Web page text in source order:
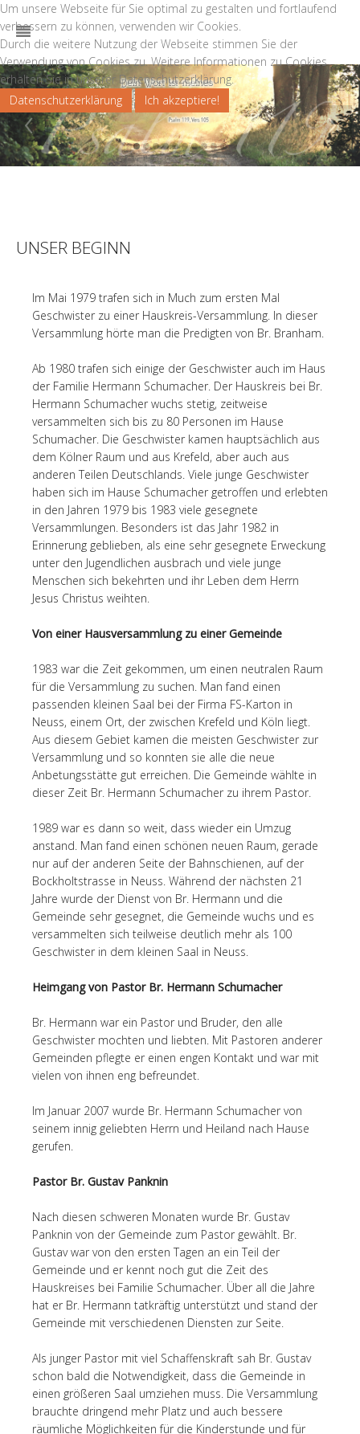
›
‹
UNSER BEGINN
Im Mai 1979 trafen sich in Much zum ersten Mal
Geschwister zu einer Hauskreis-Versammlung. In dieser
Versammlung hörte man die Predigten von Br. Branham.
Ab 1980 trafen sich einige der Geschwister auch im Haus
der Familie Hermann Schumacher. Der Hauskreis bei Br.
Hermann Schumacher wuchs stetig, zeitweise
versammelten sich bis zu 80 Personen im Hause
Schumacher. Die Geschwister kamen hauptsächlich aus
dem Kölner Raum und aus Krefeld, aber auch aus
anderen Teilen Deutschlands. Viele junge Geschwister
haben sich im Hause Schumacher getroffen und erlebten
in den Jahren 1979 bis 1983 viele gesegnete
Versammlungen. Besonders ist das Jahr 1982 in
Erinnerung geblieben, als eine sehr gesegnete Erweckung
unter den Jugendlichen ausbrach und viele junge
Menschen sich bekehrten und ihr Leben dem Herrn
Jesus Christus weihten.
Von einer Hausversammlung zu einer Gemeinde
1983 war die Zeit gekommen, um einen neutralen Raum
für die Versammlung zu suchen. Man fand einen
passenden kleinen Saal bei der Firma FS-Karton in
Neuss, einem Ort, der zwischen Krefeld und Köln liegt.
Aus diesem Gebiet kamen die meisten Geschwister zur
Versammlung und so konnten sie alle die neue
Anbetungsstätte gut erreichen. Die Gemeinde wählte in
dieser Zeit Br. Hermann Schumacher zu ihrem Pastor.
1989 war es dann so weit, dass wieder ein Umzug
anstand. Man fand einen schönen neuen Raum, gerade
nur auf der anderen Seite der Bahnschienen, auf der
Bockholtstrasse in Neuss. Während der nächsten 21
Jahre wurde der Dienst von Br. Hermann und die
Gemeinde sehr gesegnet, die Gemeinde wuchs und es
versammelten sich teilweise deutlich mehr als 100
Geschwister in dem kleinen Saal in Neuss.
Heimgang von Pastor Br. Hermann Schumacher
Br. Hermann war ein Pastor und Bruder, den alle
Geschwister mochten und liebten. Mit Pastoren anderer
Gemeinden pflegte er einen engen Kontakt und war mit
vielen von ihnen eng befreundet.
Im Januar 2007 wurde Br. Hermann Schumacher von
seinem innig geliebten Herrn und Heiland nach Hause
gerufen.
Pastor Br. Gustav Panknin
Nach diesen schweren Monaten wurde Br. Gustav
Panknin von der Gemeinde zum Pastor gewählt. Br.
Gustav war von den ersten Tagen an ein Teil der
Gemeinde und er kennt noch gut die Zeit des
Hauskreises bei Familie Schumacher. Über all die Jahre
hat er Br. Hermann tatkräftig unterstützt und stand der
Gemeinde mit verschiedenen Diensten zur Seite.
Als junger Pastor mit viel Schaffenskraft sah Br. Gustav
schon bald die Notwendigkeit, dass die Gemeinde in
einen größeren Saal umziehen muss. Die Versammlung
brauchte dringend mehr Platz und auch bessere
räumliche Möglichkeiten für die Kinderstunde und für
Um unsere Webseite für Sie optimal zu gestalten und fortlaufend
verbessern zu können, verwenden wir Cookies.
Durch die weitere Nutzung der Webseite stimmen Sie der
Verwendung von Cookies zu. Weitere Informationen zu Cookies
erhalten Sie in unserer Datenschutzerklärung.
Datenschutzerklärung
Ich akzeptiere!